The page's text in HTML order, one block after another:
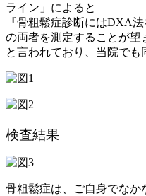
ライン」によると
『骨粗鬆症診断にはDXA
の両者を測定することが望
と言われており、当院でも
検査結果
骨粗鬆症は、ご自身でな